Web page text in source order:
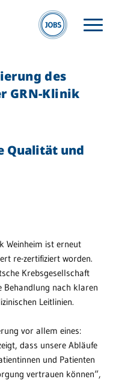
des
GRN-Klinik
Qualität und
Weinheim ist erneut
re-zertifiziert worden.
Krebsgesellschaft
Behandlung nach klaren
Leitlinien.
vor allem eines:
dass unsere Abläufe
und Patienten
vertrauen können“,